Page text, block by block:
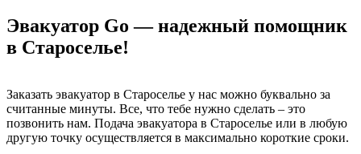
Эвакуатор Go — надежный помощник
в Староселье!
Заказать эвакуатор в Староселье у нас можно буквально за
считанные минуты. Все, что тебе нужно сделать – это
позвонить нам. Подача эвакуатора в Староселье или в любую
другую точку осуществляется в максимально короткие сроки.